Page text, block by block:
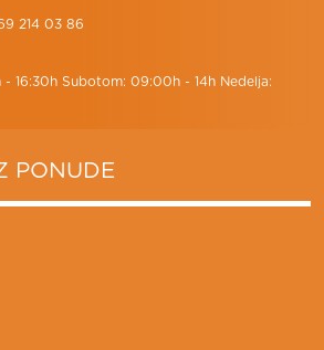
214 03 86
16:30h Subotom: 09:00h - 14h Nedelja:
PONUDE